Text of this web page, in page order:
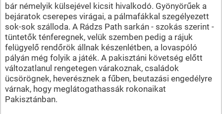
bár némelyik külsejével kicsit hivalkodó. Gyönyörűek a
bejáratok cserepes virágai, a pálmafákkal szegélyezett
sok-sok szálloda. A Rádzs Path sarkán - szokás szerint -
tüntetők ténferegnek, velük szemben pedig a rájuk
felügyelő rendőrök állnak készenlétben, a lovaspóló
pályán még folyik a játék. A pakisztáni követség előtt
változatlanul rengetegen várakoznak, családok
ücsörögnek, heverésznek a fűben, beutazási engedélyre
várnak, hogy meglátogathassák rokonaikat
Pakisztánban.